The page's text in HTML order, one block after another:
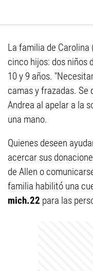
La familia de
cinco hijos: dos niños
10 y 9 años.
camas y frazadas. Se
Andrea al apelar a la
una mano.
Quienes deseen
acercar sus
de Allen o
familia habilitó una
mich.22 para las